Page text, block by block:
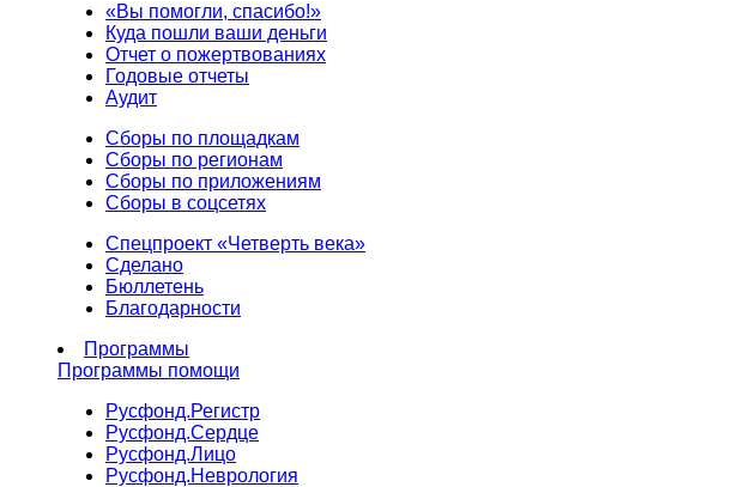
«Вы помогли, спасибо!»
Куда пошли ваши деньги
Отчет о пожертвованиях
Годовые отчеты
Аудит
Сборы по площадкам
Сборы по регионам
Сборы по приложениям
Сборы в соцсетях
Спецпроект «Четверть века»
Сделано
Бюллетень
Благодарности
Программы
Программы помощи
Русфонд.Регистр
Русфонд.Сердце
Русфонд.Лицо
Русфонд.Неврология